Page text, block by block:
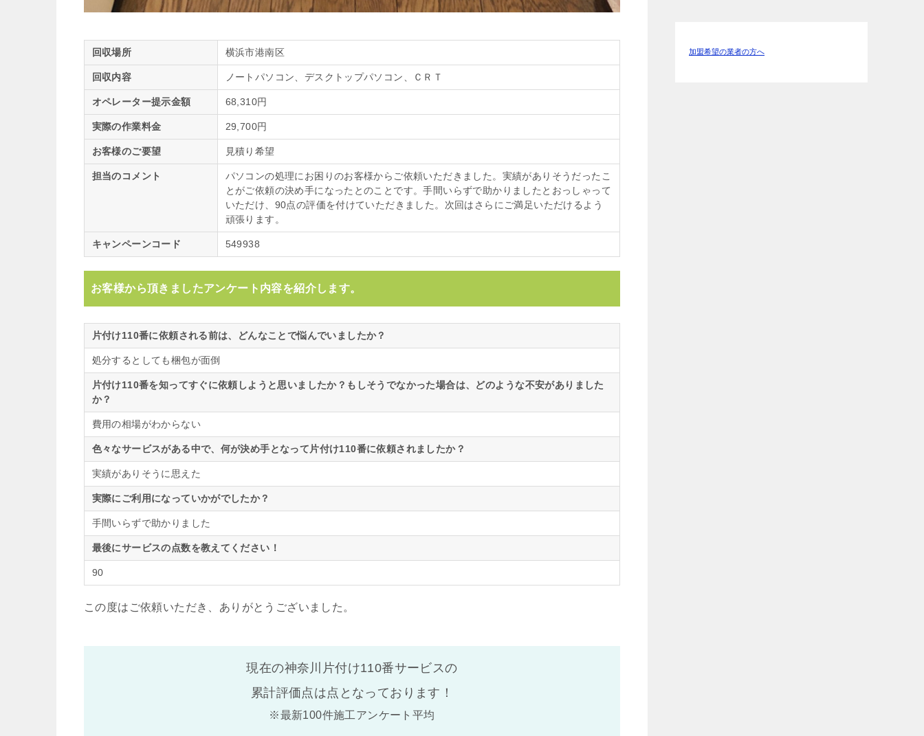
回収場所 横浜市港南区
回収内容 ノートパソコン、デスクトップパソコン、ＣＲＴ
オペレーター提示金額 68,310円
実際の作業料金 29,700円
お客様のご要望 見積り希望
担当のコメント
パソコンの処理にお困りのお客様からご依頼いただきました。実績がありそうだったこ
とがご依頼の決め手になったとのことです。手間いらずで助かりましたとおっしゃって
いただけ、90点の評価を付けていただきました。次回はさらにご満足いただけるよう
頑張ります。
キャンペーンコード 549938
お客様から頂きましたアンケート内容を紹介します。
片付け110番に依頼される前は、どんなことで悩んでいましたか？
処分するとしても梱包が面倒
片付け110番を知ってすぐに依頼しようと思いましたか？もしそうでなかった場合は、どのような不安がありました
か？
費用の相場がわからない
色々なサービスがある中で、何が決め手となって片付け110番に依頼されましたか？
実績がありそうに思えた
実際にご利用になっていかがでしたか？
手間いらずで助かりました
最後にサービスの点数を教えてください！
90
この度はご依頼いただき、ありがとうございました。
現在の神奈川片付け110番サービスの
累計評価点は点となっております！
※最新100件施工アンケート平均
加盟希望の業者の方へ